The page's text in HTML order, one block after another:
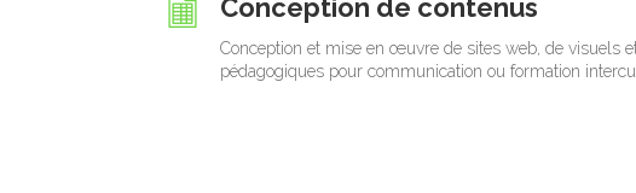
Conception de contenus
Conception et mise en œuvre de sites web, de visuels
pédagogiques pour communication ou formation